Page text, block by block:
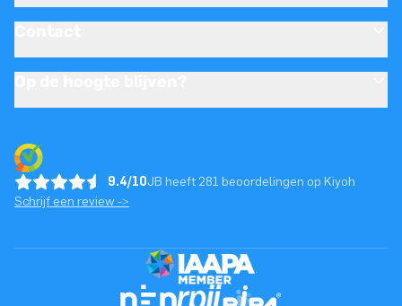
9.4/10JB heeft 281 beoordelingen op Kiyoh
Schrijf een review ->